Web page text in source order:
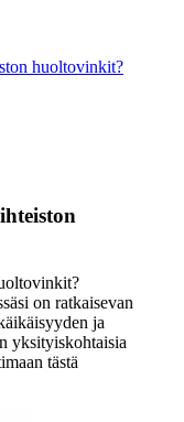
huoltovinkit?
on ratkaisevan
ja
yksityiskohtaisia
tästä